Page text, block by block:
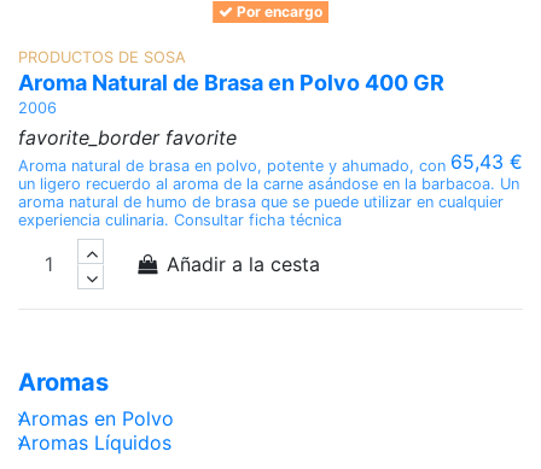
Por encargo
PRODUCTOS DE SOSA
Aroma Natural de Brasa en Polvo 400 GR
2006
favorite_border favorite
65,43 €
Aroma natural de brasa en polvo, potente y ahumado, con
un ligero recuerdo al aroma de la carne asándose en la barbacoa. Un
aroma natural de humo de brasa que se puede utilizar en cualquier
experiencia culinaria. Consultar ficha técnica
Añadir a la cesta
Aromas
Aromas en Polvo
Aromas Líquidos